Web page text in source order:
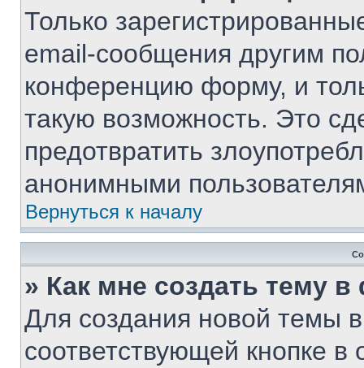
Только
email-сообщения другим
конференцию форму, и
такую возможность. Это
предотвратить
анонимными
Вернуться к началу
» Как мне создать тему
Для создания новой темы
соответствующей кнопке